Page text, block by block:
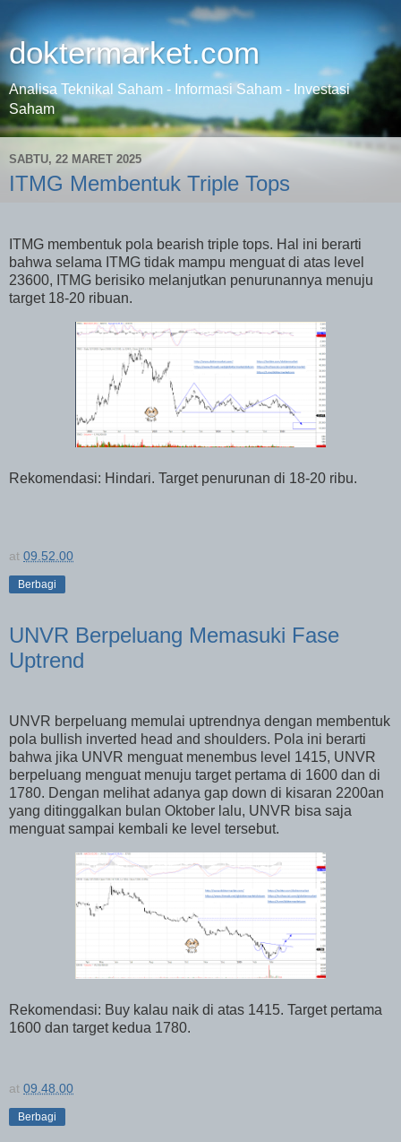
doktermarket.com
Analisa Teknikal Saham - Informasi Saham - Investasi
Saham
SABTU, 22 MARET 2025
ITMG Membentuk Triple Tops
ITMG membentuk pola bearish triple tops. Hal ini berarti
bahwa selama ITMG tidak mampu menguat di atas level
23600, ITMG berisiko melanjutkan penurunannya menuju
target 18-20 ribuan.
Rekomendasi: Hindari. Target penurunan di 18-20 ribu.
at 09.52.00
Berbagi
UNVR Berpeluang Memasuki Fase
Uptrend
UNVR berpeluang memulai uptrendnya dengan membentuk
pola bullish inverted head and shoulders. Pola ini berarti
bahwa jika UNVR menguat menembus level 1415, UNVR
berpeluang menguat menuju target pertama di 1600 dan di
1780. Dengan melihat adanya gap down di kisaran 2200an
yang ditinggalkan bulan Oktober lalu, UNVR bisa saja
menguat sampai kembali ke level tersebut.
Rekomendasi: Buy kalau naik di atas 1415. Target pertama
1600 dan target kedua 1780.
at 09.48.00
Berbagi